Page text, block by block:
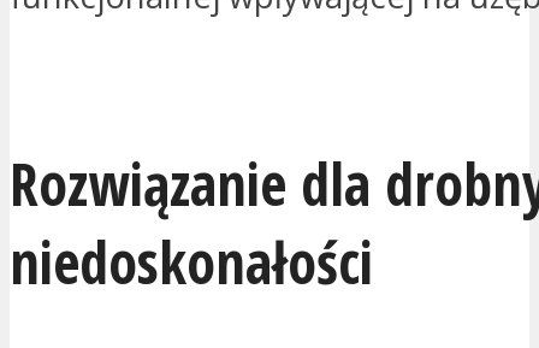
Rozwiązanie dla
niedoskonałości